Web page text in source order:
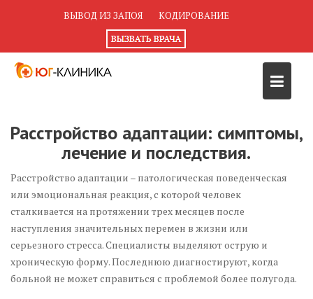
ВЫВОД ИЗ ЗАПОЯ КОДИРОВАНИЕ
Расстройство адаптации: симптомы,
лечение и последствия.
Расстройство адаптации – патологическая поведенческая
или эмоциональная реакция, с которой человек
сталкивается на протяжении трех месяцев после
наступления значительных перемен в жизни или
серьезного стресса. Специалисты выделяют острую и
хроническую форму. Последнюю диагностируют, когда
больной не может справиться с проблемой более полугода.